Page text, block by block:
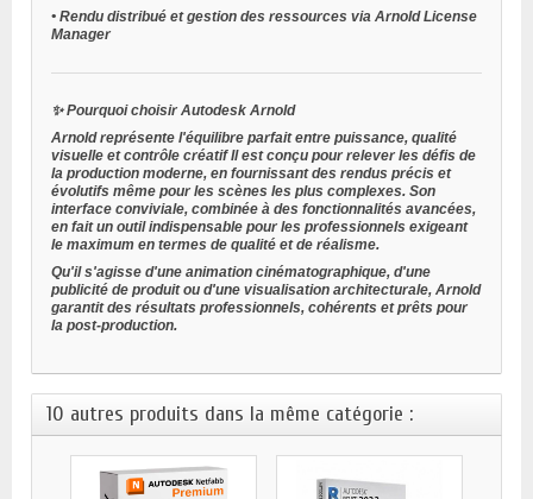
• Rendu distribué et gestion des ressources via Arnold License
Manager
✨Pourquoi choisir Autodesk Arnold
Arnold représente l'équilibre parfait entre puissance, qualité
visuelle et contrôle créatifIl est conçu pour relever les défis de
la production moderne, en fournissant des rendus précis et
évolutifs même pour les scènes les plus complexes. Son
interface conviviale, combinée à des fonctionnalités avancées,
en fait un outil indispensable pour les professionnels exigeant
le maximum en termes de qualité et de réalisme.
Qu'il s'agisse d'une animation cinématographique, d'une
publicité de produit ou d'une visualisation architecturale, Arnold
garantit des résultats professionnels, cohérents et prêts pour
la post-production.
10 autres produits dans la même catégorie :